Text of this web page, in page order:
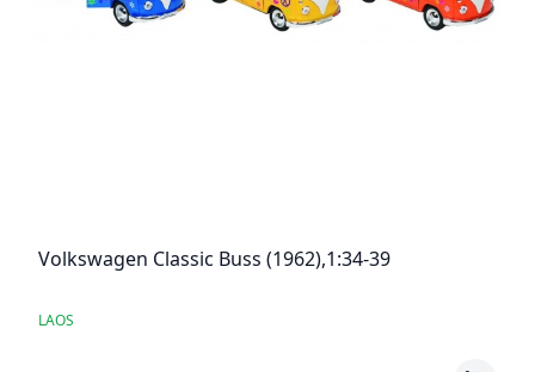
Volkswagen Classic Buss (1962),1:34-39
LAOS